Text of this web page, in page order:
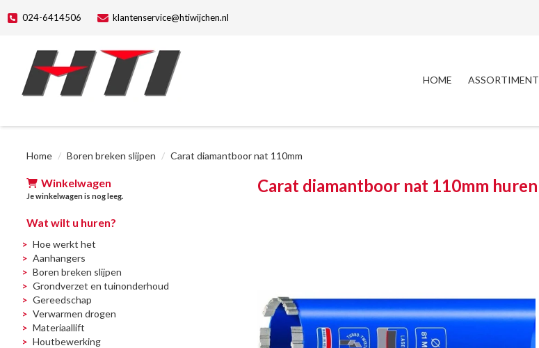
024-6414506 klantenservice@htiwijchen.nl
HOME ASSORTIMENT
Home Boren breken slijpen Carat diamantboor nat 110mm
Winkelwagen
Je winkelwagen is nog leeg.
Wat wilt u huren?
Hoe werkt het
Aanhangers
Boren breken slijpen
Grondverzet en tuinonderhoud
Gereedschap
Verwarmen drogen
Materiaallift
Houtbewerking
Carat diamantboor nat 110mm huren